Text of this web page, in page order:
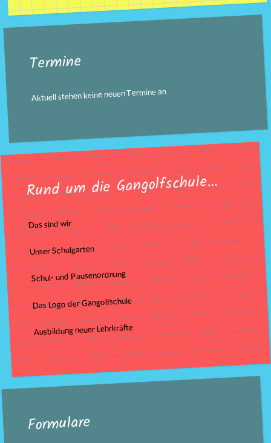
Termine
Aktuell stehen keine neuen Termine an
Rund um die Gangolfschule…
Das sind wir
Unser Schulgarten
Schul- und Pausenordnung
Das Logo der Gangolfschule
Ausbildung neuer Lehrkräfte
Formulare